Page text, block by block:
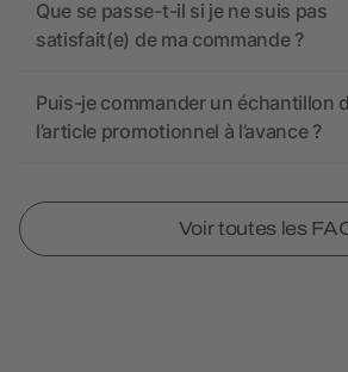
Que se passe-t-il si je ne suis pas
satisfait(e) de ma commande ?
Puis-je commander un échantillon
l’article promotionnel à l’avance ?
Voir toutes les